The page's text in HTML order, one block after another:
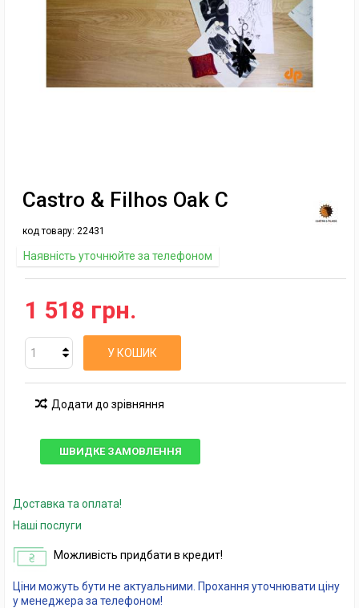
Castro & Filhos Oak C
код товару: 22431
Наявність уточнюйте за телефоном
1 518 грн.
У КОШИК
Додати до зрівняння
ШВИДКЕ ЗАМОВЛЕННЯ
Доставка та оплата!
Наші послуги
Можливість придбати в кредит!
Ціни можуть бути не актуальними. Прохання уточнювати ціну
у менеджера за телефоном!